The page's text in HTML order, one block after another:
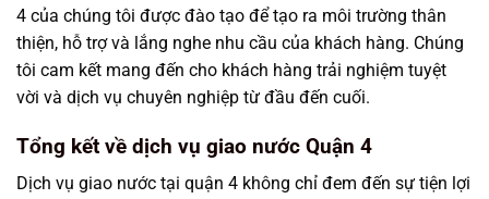
4 của chúng tôi được đào tạo để tạo ra môi trường thân
thiện, hỗ trợ và lắng nghe nhu cầu của khách hàng. Chúng
tôi cam kết mang đến cho khách hàng trải nghiệm tuyệt
vời và dịch vụ chuyên nghiệp từ đầu đến cuối.
Tổng kết về dịch vụ giao nước Quận 4
Dịch vụ giao nước tại quận 4 không chỉ đem đến sự tiện lợi